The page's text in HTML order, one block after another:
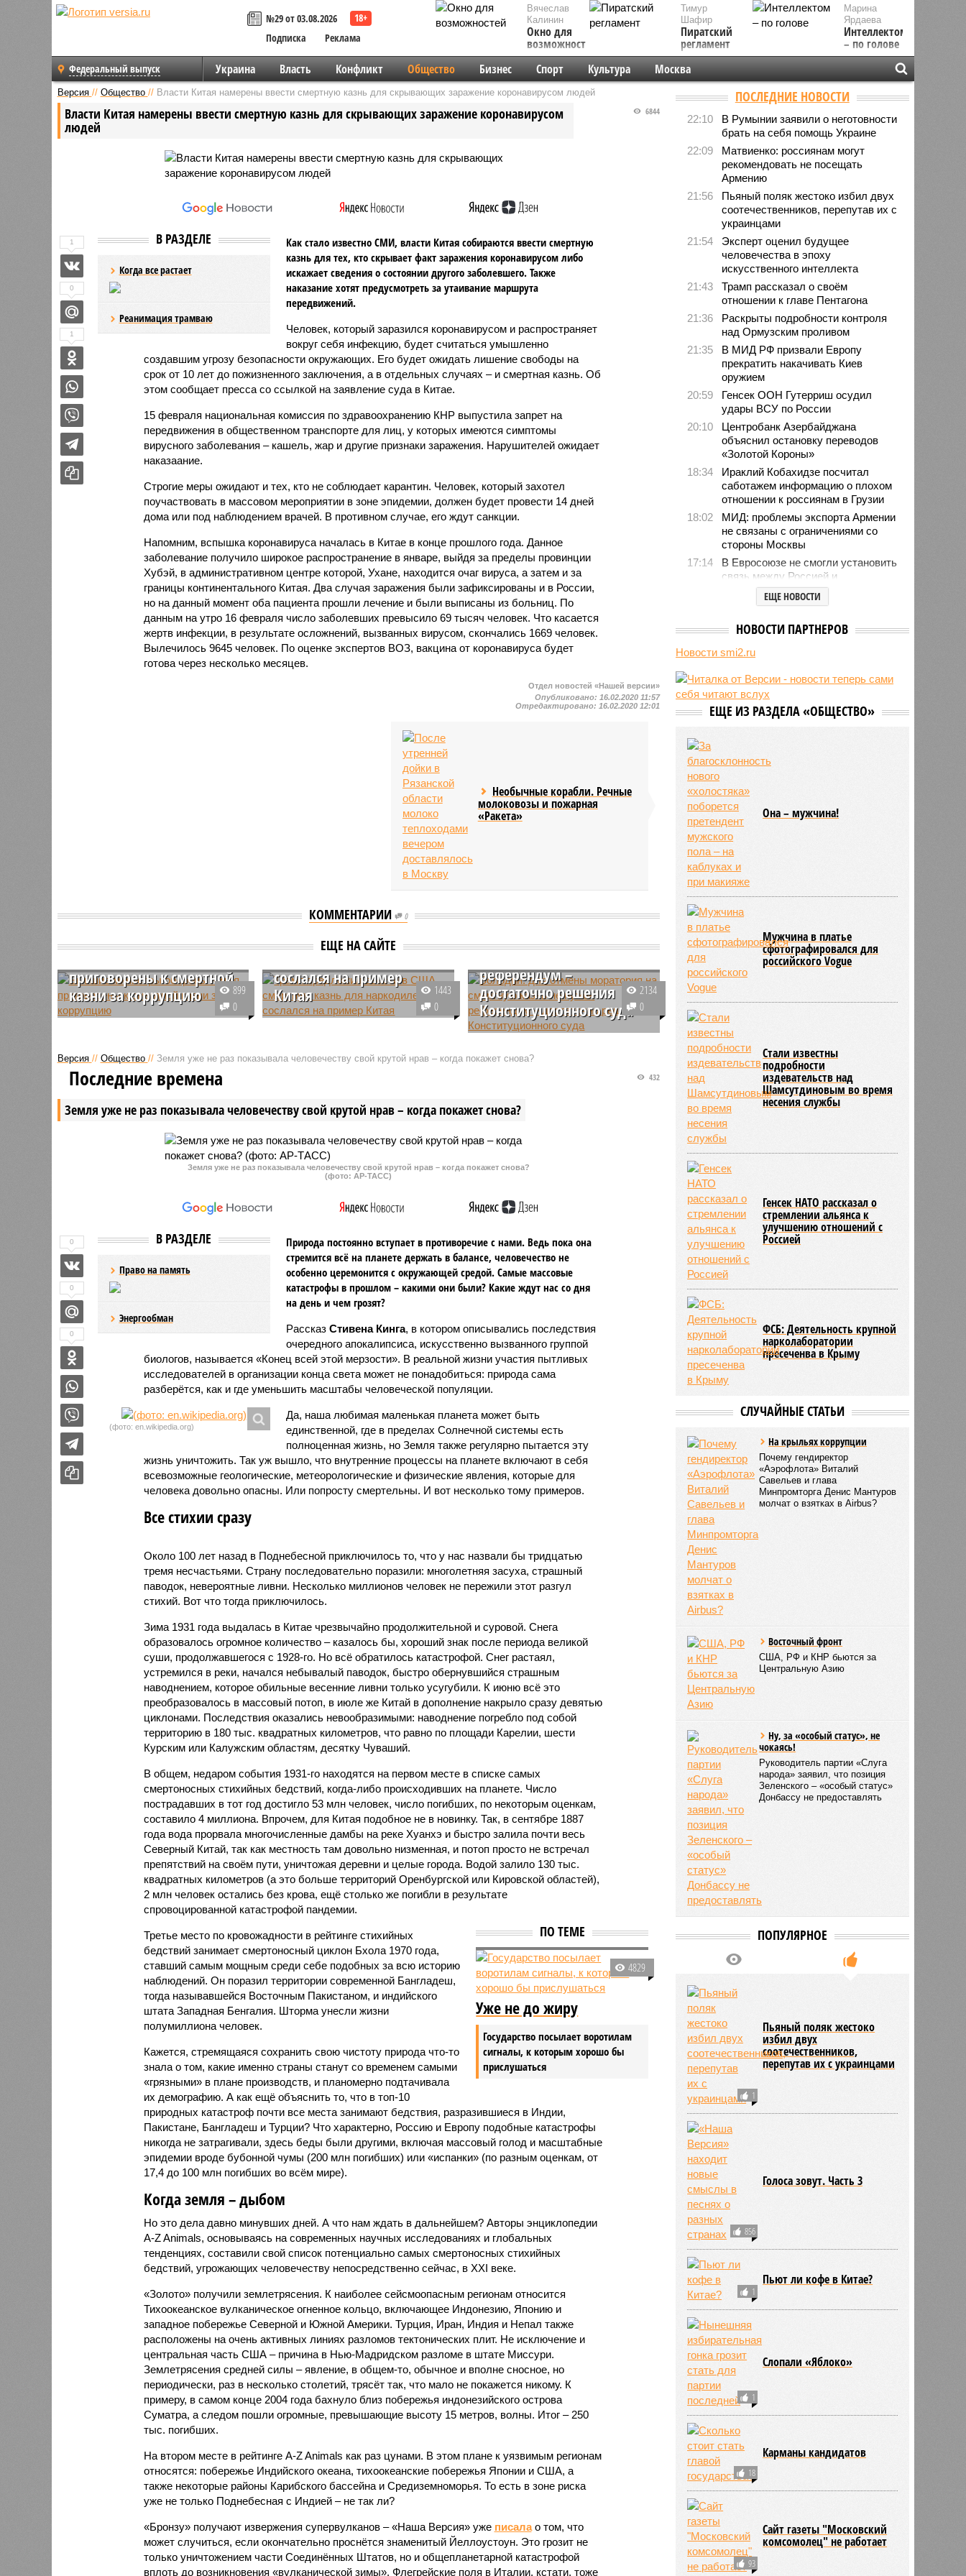
№29 от 03.08.2026
Подписка
Реклама
Вячеслав
Калинин
Окно для
возможностей
Марина
Ярдаева
Интеллектом
– по голове
Тимур
Шафир
Пиратский
регламент
Федеральный выпуск Украина Власть Конфликт Общество Бизнес Спорт Культура Москва
Версия // Общество // Власти Китая намерены ввести смертную казнь для скрывающих заражение коронавирусом людей
Власти Китая намерены ввести смертную казнь для скрывающих заражение коронавирусом
людей
6844
В РАЗДЕЛЕ
Когда все растает
Реанимация трамваю
Как стало известно СМИ, власти Китая собираются ввести смертную
казнь для тех, кто скрывает факт заражения коронавирусом либо
искажает сведения о состоянии другого заболевшего. Также
наказание хотят предусмотреть за утаивание маршрута
передвижений.
Человек, который заразился коронавирусом и распространяет
вокруг себя инфекцию, будет считаться умышленно
создавшим угрозу безопасности окружающих. Его будет ожидать лишение свободы на
срок от 10 лет до пожизненного заключения, а в отдельных случаях – и смертная казнь. Об
этом сообщает пресса со ссылкой на заявление суда в Китае.
15 февраля национальная комиссия по здравоохранению КНР выпустила запрет на
передвижения в общественном транспорте для лиц, у которых имеются симптомы
вирусного заболевания – кашель, жар и другие признаки заражения. Нарушителей ожидает
наказаание.
Строгие меры ожидают и тех, кто не соблюдает карантин. Человек, который захотел
поучаствовать в массовом мероприятии в зоне эпидемии, должен будет провести 14 дней
дома или под наблюдением врачей. В противном случае, его ждут санкции.
Напомним, вспышка коронавируса началась в Китае в конце прошлого года. Данное
заболевание получило широкое распространение в январе, выйдя за пределы провинции
Хубэй, в административном центре которой, Ухане, находится очаг вируса, а затем и за
границы континентального Китая. Два случая заражения были зафиксированы и в России,
но на данный момент оба пациента прошли лечение и были выписаны из больниц. По
данным на утро 16 февраля число заболевших превысило 69 тысяч человек. Что касается
жертв инфекции, в результате осложнений, вызванных вирусом, скончались 1669 человек.
Вылечилось 9645 человек. По оценке экспертов ВОЗ, вакцина от коронавируса будет
готова через несколько месяцев.
1
0
1
Отдел новостей «Нашей версии»
Опубликовано: 16.02.2020 11:57
Отредактировано: 16.02.2020 12:01
Необычные корабли. Речные
молоковозы и пожарная
«Ракета»
КОММЕНТАРИИ 0
ЕЩЕ НА САЙТЕ
Бывшие министры
приговорены к смертной
казни за коррупцию
Экс-министры обороны Китая
возможностью отсрочки
исполнения наказания на два
года. Они были уличены в
коррупции.
899
0
Трамп предложил ввести
в США смертную казнь
для наркодилеров и
сослался на пример
Китая
Президент США Дональд Трамп
рассмотреть возможность
сообщает новостной портал
1443
0
Володин: для отмены
казнь не нужен
референдум –
достаточно решения
Конституционного суда
После теракта в «Крокус Сити
десятков человек, в России
словам спикера Госдумы
достаточно решения
2134
0
Версия // Общество // Земля уже не раз показывала человечеству свой крутой нрав – когда покажет снова?
Земля уже не раз показывала человечеству свой крутой нрав – когда покажет снова?
432
Последние времена
Земля уже не раз показывала человечеству свой крутой нрав – когда покажет снова?
(фото: АР-ТАСС)
В РАЗДЕЛЕ
Право на память
Энергообман
Природа постоянно вступает в противоречие с нами. Ведь пока она
стремится всё на планете держать в балансе, человечество не
особенно церемонится с окружающей средой. Самые массовые
катастрофы в прошлом – какими они были? Какие ждут нас со дня
на день и чем грозят?
Рассказ Стивена Кинга, в котором описывались последствия
очередного апокалипсиса, искусственно вызванного группой
биологов, называется «Конец всей этой мерзости». В реальной жизни участия пытливых
исследователей в организации конца света может не понадобиться: природа сама
разберётся, как и где уменьшить масштабы человеческой популяции.
(фото: en.wikipedia.org)
Да, наша любимая маленькая планета может быть
единственной, где в пределах Солнечной системы есть
полноценная жизнь, но Земля также регулярно пытается эту
жизнь уничтожить. Так уж вышло, что внутренние процессы на планете включают в себя
всевозможные геологические, метеорологические и физические явления, которые для
человека довольно опасны. Или попросту смертельны. И вот несколько тому примеров.
Все стихии сразу
Около 100 лет назад в Поднебесной приключилось то, что у нас назвали бы тридцатью
тремя несчастьями. Страну последовательно поразили: многолетняя засуха, страшный
паводок, невероятные ливни. Несколько миллионов человек не пережили этот разгул
стихий. Вот что тогда приключилось.
Зима 1931 года выдалась в Китае чрезвычайно продолжительной и суровой. Снега
образовалось огромное количество – казалось бы, хороший знак после периода великой
суши, продолжавшегося с 1928-го. Но всё обратилось катастрофой. Снег растаял,
устремился в реки, начался небывалый паводок, быстро обернувшийся страшным
наводнением, которое обильные весенние ливни только усугубили. К июню всё это
преобразовалось в массовый потоп, в июле же Китай в дополнение накрыло сразу девятью
циклонами. Последствия оказались невообразимыми: наводнение погребло под собой
территорию в 180 тыс. квадратных километров, что равно по площади Карелии, шести
Курским или Калужским областям, десятку Чуваший.
В общем, недаром события 1931-го находятся на первом месте в списке самых
смертоносных стихийных бедствий, когда-либо происходивших на планете. Число
пострадавших в тот год достигло 53 млн человек, число погибших, по некоторым оценкам,
составило 4 миллиона. Впрочем, для Китая подобное не в новинку. Так, в сентябре 1887
года вода прорвала многочисленные дамбы на реке Хуанхэ и быстро залила почти весь
Северный Китай, так как местность там довольно низменная, и потоп просто не встречал
препятствий на своём пути, уничтожая деревни и целые города. Водой залило 130 тыс.
квадратных километров (а это больше территорий Оренбургской или Кировской областей),
2 млн человек остались без крова, ещё столько же погибли в результате
спровоцированной катастрофой пандемии.
ПО ТЕМЕ
4829
Уже не до жиру
Государство посылает воротилам
сигналы, к которым хорошо бы
прислушаться
Третье место по кровожадности в рейтинге стихийных
бедствий занимает смертоносный циклон Бхола 1970 года,
ставший самым мощным среди себе подобных за всю историю
наблюдений. Он поразил территории современной Бангладеш,
тогда называвшейся Восточным Пакистаном, и индийского
штата Западная Бенгалия. Шторма унесли жизни
полумиллиона человек.
Кажется, стремящаяся сохранить свою чистоту природа что-то
знала о том, какие именно страны станут со временем самыми
«грязными» в плане производств, и планомерно подтачивала
их демографию. А как ещё объяснить то, что в топ-10
природных катастроф почти все места занимают бедствия, разразившиеся в Индии,
Пакистане, Бангладеш и Турции? Что характерно, Россию и Европу подобные катастрофы
никогда не затрагивали, здесь беды были другими, включая массовый голод и масштабные
эпидемии вроде бубонной чумы (200 млн погибших) или «испанки» (по разным оценкам, от
17,4 до 100 млн погибших во всём мире).
Когда земля – дыбом
Но это дела давно минувших дней. А что нам ждать в дальнейшем? Авторы энциклопедии
A-Z Animals, основываясь на современных научных исследованиях и глобальных
тенденциях, составили свой список потенциально самых смертоносных стихийных
бедствий, угрожающих человечеству непосредственно сейчас, в XXI веке.
«Золото» получили землетрясения. К наиболее сейсмоопасным регионам относится
Тихоокеанское вулканическое огненное кольцо, включающее Индонезию, Японию и
западное побережье Северной и Южной Америки. Турция, Иран, Индия и Непал также
расположены на очень активных линиях разломов тектонических плит. Не исключение и
центральная часть США – причина в Нью-Мадридском разломе в штате Миссури.
Землетрясения средней силы – явление, в общем-то, обычное и вполне сносное, но
периодически, раз в несколько столетий, трясёт так, что мало не покажется никому. К
примеру, в самом конце 2004 года бахнуло близ побережья индонезийского острова
Суматра, а следом пошли огромные, превышающие высоту 15 метров, волны. Итог – 250
тыс. погибших.
На втором месте в рейтинге A-Z Animals как раз цунами. В этом плане к уязвимым регионам
относятся: побережье Индийского океана, тихо­океанские побережья Японии и США, а
также некоторые районы Карибского бассейна и Средиземноморья. То есть в зоне риска
уже не только Поднебесная с Индией – не так ли?
«Бронзу» получают извержения супервулканов – «Наша Версия» уже писалао том, что
может случиться, если окончательно проснётся знаменитый Йеллоустоун. Это грозит не
только уничтожением части Соединённых Штатов, но и общепланетарной катастрофой
вплоть до возникновения «вулканической зимы». Флегрейские поля в Италии, кстати, тоже
0
0
0
ПОСЛЕДНИЕ НОВОСТИ
22:10
В Румынии заявили о неготовности
брать на себя помощь Украине
22:09
Матвиенко: россиянам могут
рекомендовать не посещать
Армению
21:56
Пьяный поляк жестоко избил двух
соотечественников, перепутав их с
украинцами
21:54
Эксперт оценил будущее
человечества в эпоху
искусственного интеллекта
21:43
Трамп рассказал о своём
отношении к главе Пентагона
21:36
Раскрыты подробности контроля
над Ормузским проливом
21:35
В МИД РФ призвали Европу
прекратить накачивать Киев
оружием
20:59
Генсек ООН Гутерриш осудил
удары ВСУ по России
20:10
Центробанк Азербайджана
объяснил остановку переводов
«Золотой Короны»
18:34
Ираклий Кобахидзе посчитал
саботажем информацию о плохом
отношении к россиянам в Грузии
18:02
МИД: проблемы экспорта Армении
не связаны с ограничениями со
стороны Москвы
17:14
В Евросоюзе не смогли установить
связь между Россией и
миграционным кризисом в Сеуте
Ямпольская объяснила причины
ведущие вузы страны
15:23
Euractiv: закрытие границы с
экономики Финляндии
13:44
Минобрнауки осенью примет
решение о правилах приёма на
ЕЩЕ НОВОСТИ
НОВОСТИ ПАРТНЕРОВ
Новости smi2.ru
ЕЩЕ ИЗ РАЗДЕЛА «ОБЩЕСТВО»
Она – мужчина!
Мужчина в платье
сфотографировался для
российского Vogue
Стали известны
подробности
издевательств над
Шамсутдиновым во время
несения службы
Генсек НАТО рассказал о
стремлении альянса к
улучшению отношений с
Россией
ФСБ: Деятельность крупной
нарколаборатории
пресеченва в Крыму
СЛУЧАЙНЫЕ СТАТЬИ
На крыльях коррупции
Почему гендиректор
«Аэрофлота» Виталий
Савельев и глава
Минпромторга Денис Мантуров
молчат о взятках в Airbus?
Восточный фронт
США, РФ и КНР бьются за
Центральную Азию
Ну, за «особый статус», не
чокаясь!
Руководитель партии «Слуга
народа» заявил, что позиция
Зеленского – «особый статус»
Донбассу не предоставлять
ПОПУЛЯРНОЕ
1
Пьяный поляк жестоко
избил двух
соотечественников,
перепутав их с украинцами
856
Голоса зовут. Часть 3
1
Пьют ли кофе в Китае?
1
Слопали «Яблоко»
18
Карманы кандидатов
93
Сайт газеты "Московский
комсомолец" не работает